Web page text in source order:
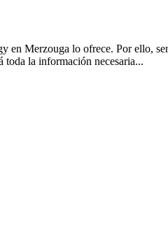
Merzouga lo ofrece. Por ello,
toda la información necesaria...